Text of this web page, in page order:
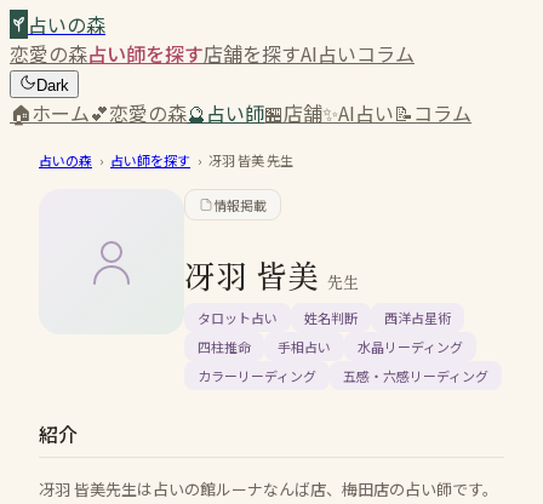
占いの森
恋愛の森占い師を探す店舗を探すAI占いコラム
Dark
🏠ホーム💕恋愛の森🔮占い師🏪店舗✨AI占い📝コラム
占いの森 › 占い師を探す › 冴羽 皆美先生
情報掲載
冴羽 皆美 先生
タロット占い 姓名判断
西洋占星術
四柱推命
手相占い
水晶リーディング
カラーリーディング
五感・六感リーディング
紹介
冴羽 皆美先生は占いの館ルーナなんば店、梅田店の占い師です。